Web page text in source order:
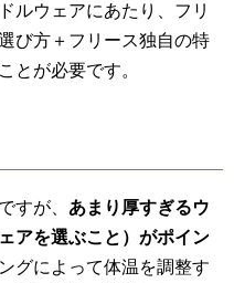
ルウェアにあたり、フリ
び方＋フリース独自の特
とが必要です。
すが、 あまり厚すぎるウ
アを選ぶこと）がポイン
グによって体温を調整す